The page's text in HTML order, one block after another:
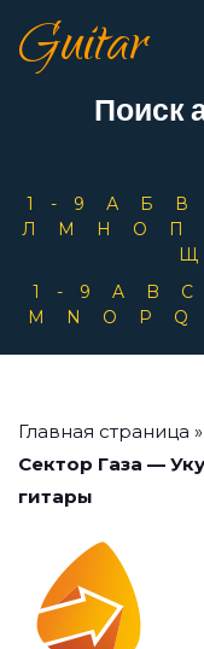
Guitar
Поиск
1-9 А Б В
Л
М Н О П
Щ
1-9
A B C
M
N O P Q
Главная страница »
Сектор Газа —
гитары